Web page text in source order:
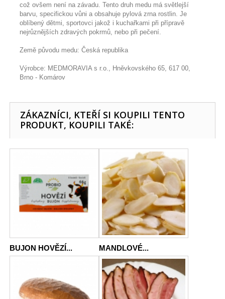
což ovšem není na závadu. Tento druh medu má světlejší
barvu, specifickou vůni a obsahuje pylová zrna rostlin. Je
oblíbený dětmi, sportovci jakož i kuchařkami při přípravě
nejrůznějších zdravých pokrmů, nebo při pečení.
Země původu medu: Česká republika
Výrobce: MEDMORAVIA s r.o., Hněvkovského 65, 617 00,
Brno - Komárov
ZÁKAZNÍCI, KTEŘÍ SI KOUPILI TENTO
PRODUKT, KOUPILI TAKÉ:
BUJON HOVĚZÍ... MANDLOVÉ...